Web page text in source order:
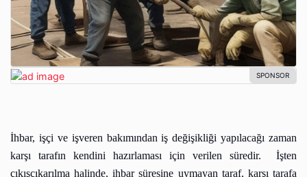
İhbar, işçi ve işveren bakımından iş değişikliği yapılacağı zaman
karşı tarafın kendini hazırlaması için verilen süredir.
İşten
çıkışçıkarılma halinde, ihbar süresine uymayan taraf, karşı tarafa